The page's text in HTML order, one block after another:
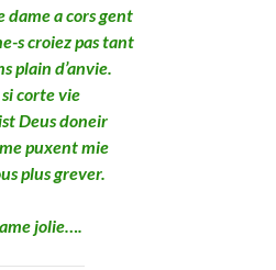
dame a cors gent
s croiez pas tant
plain d’anvie.
si corte vie
Deus doneir
puxent mie
plus grever.
jolie….